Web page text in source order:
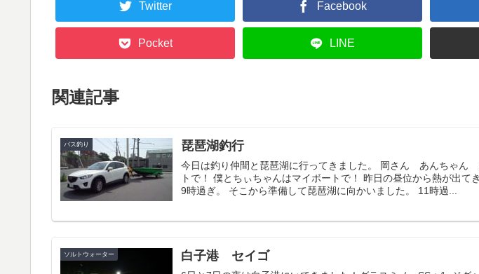
Twitter Facebook
Pocket LINE
関連記事
バス釣り 琵琶湖釣行
今日は釣り仲間と琵琶湖に行ってきました。 岡さん あんちゃん
トで！ 僕とちぃちゃんはマイボートで！ 昨日の昼位から熱が出て
9時過ぎ。 そこから準備して琵琶湖に向かいました。 11時過...
ソルトウォーター 白子港 セイゴ